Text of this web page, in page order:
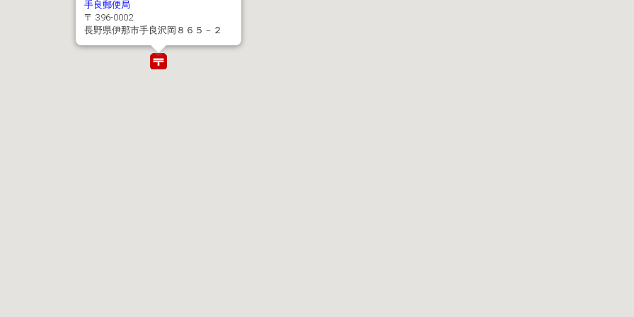
手良郵便局
〒 396-0002
長野県伊那市手良沢岡８６５－２